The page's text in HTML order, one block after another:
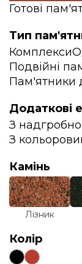
Готові
Тип
Комплекси
Подвійні
Пам'ятники
Додаткові
З
З
Камінь
Лізник
Колір